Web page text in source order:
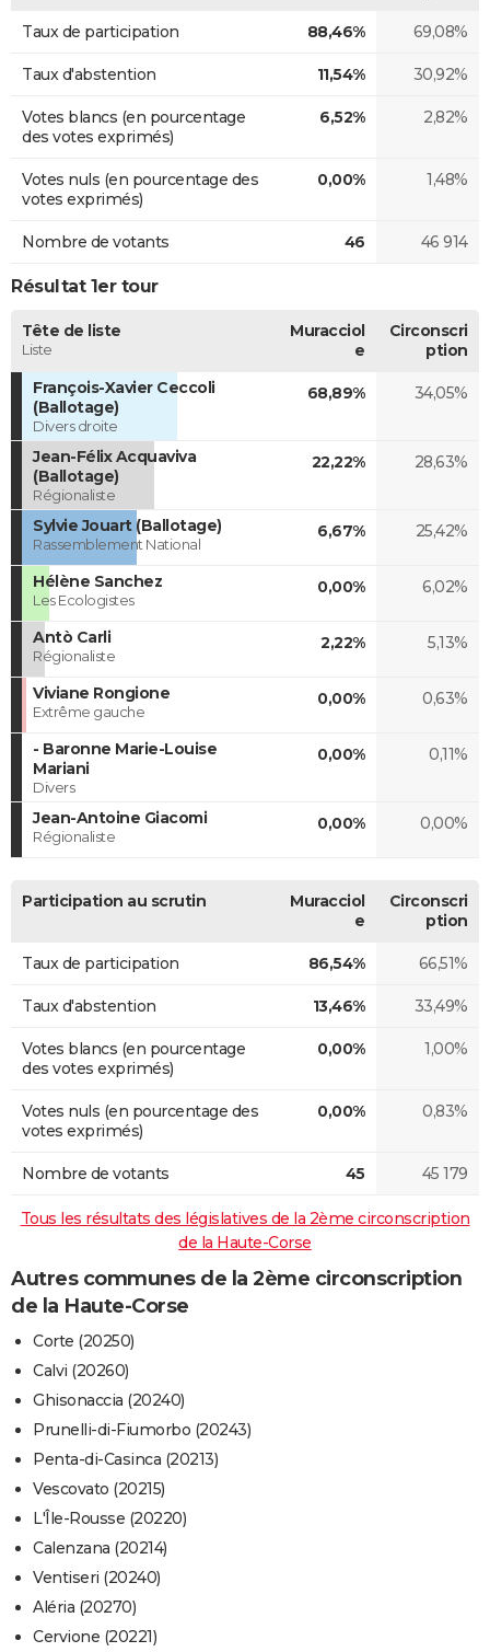
Taux de participation 88,46% 69,08%
Taux d'abstention 11,54% 30,92%
Votes blancs (en pourcentage
des votes exprimés)
6,52% 2,82%
Votes nuls (en pourcentage des
votes exprimés)
0,00% 1,48%
Nombre de votants 46 46 914
Résultat 1er tour
Tête de liste
Liste
Muracciol
e
Circonscri
ption
François-Xavier Ceccoli
(Ballotage)
Divers droite
68,89% 34,05%
Jean-Félix Acquaviva
(Ballotage)
Régionaliste
22,22% 28,63%
Sylvie Jouart (Ballotage)
Rassemblement National
6,67% 25,42%
Hélène Sanchez
Les Ecologistes
0,00% 6,02%
Antò Carli
Régionaliste
2,22% 5,13%
Viviane Rongione
Extrême gauche
0,00% 0,63%
- Baronne Marie-Louise
Mariani
Divers
0,00% 0,11%
Jean-Antoine Giacomi
Régionaliste
0,00% 0,00%
Participation au scrutin
Muracciol
e
Circonscri
ption
Taux de participation 86,54% 66,51%
Taux d'abstention 13,46% 33,49%
Votes blancs (en pourcentage
des votes exprimés)
0,00% 1,00%
Votes nuls (en pourcentage des
votes exprimés)
0,00% 0,83%
Nombre de votants 45 45 179
Tous les résultats des législatives de la 2ème circonscription
de la Haute-Corse
Autres communes de la 2ème circonscription
de la Haute-Corse
Corte (20250)
Calvi (20260)
Ghisonaccia (20240)
Prunelli-di-Fiumorbo (20243)
Penta-di-Casinca (20213)
Vescovato (20215)
L'Île-Rousse (20220)
Calenzana (20214)
Ventiseri (20240)
Aléria (20270)
Cervione (20221)